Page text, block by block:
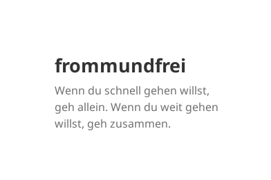
frommundfrei
Wenn du schnell gehen willst,
geh allein. Wenn du weit gehen
willst, geh zusammen.